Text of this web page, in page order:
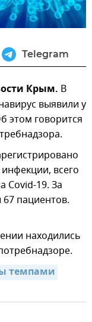
Telegram
Крым. В
выявили у
этом говорится
всего
Covid-19. За
пациентов.
находились
темпами